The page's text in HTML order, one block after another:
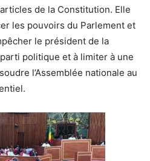
de la Constitution. Elle
les pouvoirs du Parlement et
le président de la
politique et à limiter à une
l’Assemblée nationale au